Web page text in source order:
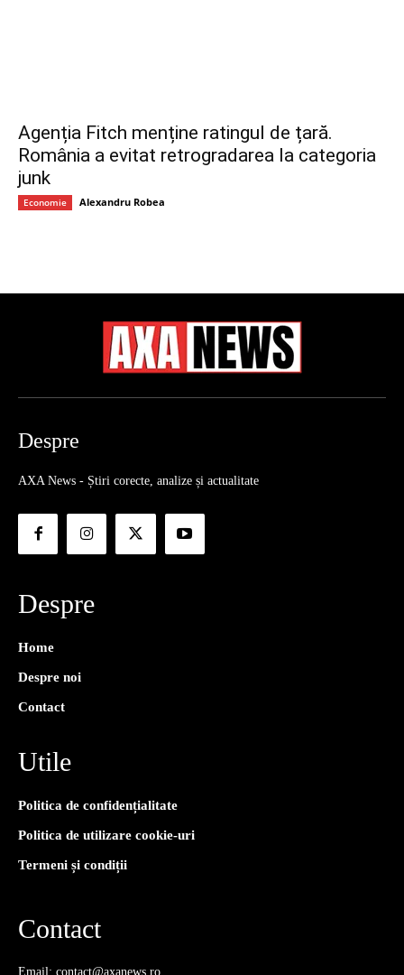
Agenția Fitch menține ratingul de țară.
România a evitat retrogradarea la categoria
junk
Economie Alexandru Robea
Despre
AXA News - Știri corecte, analize și actualitate
Despre
Home
Despre noi
Contact
Utile
Politica de confidențialitate
Politica de utilizare cookie-uri
Termeni și condiții
Contact
Email: contact@axanews.ro